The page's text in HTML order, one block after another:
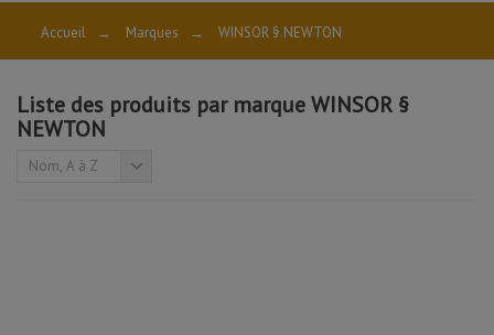
Accueil → Marques → WINSOR § NEWTON
Liste des produits par marque WINSOR §
NEWTON
Nom, A à Z